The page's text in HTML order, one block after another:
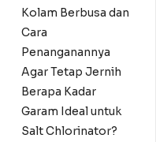
Kolam Berbusa dan
Cara
Penanganannya
Agar Tetap Jernih
Berapa Kadar
Garam Ideal untuk
Salt Chlorinator?